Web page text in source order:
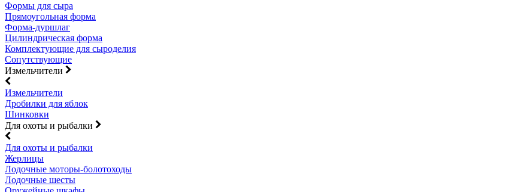
Формы для сыра
Прямоугольная форма
Форма-дуршлаг
Цилиндрическая форма
Комплектующие для сыроделия
Сопутствующие
Измельчители
Измельчители
Дробилки для яблок
Шинковки
Для охоты и рыбалки
Для охоты и рыбалки
Жерлицы
Лодочные моторы-болотоходы
Лодочные шесты